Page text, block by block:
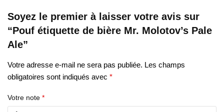
Soyez le premier à laisser votre avis sur
“Pouf étiquette de bière Mr. Molotov’s Pale
Ale”
Votre adresse e-mail ne sera pas publiée. Les champs
obligatoires sont indiqués avec *
Votre note *